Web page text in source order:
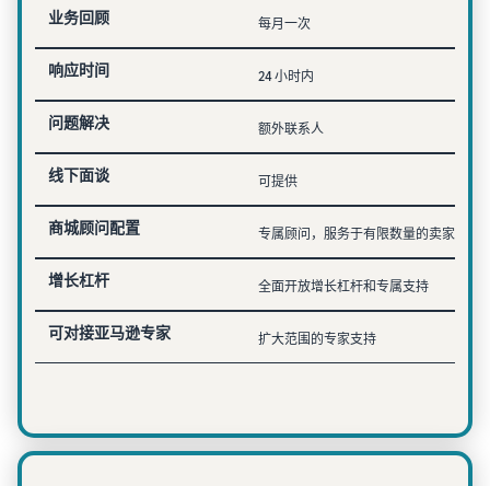
业务回顾 每月一次
响应时间 24 小时内
问题解决 额外联系人
线下面谈 可提供
商城顾问配置 专属顾问，服务于有限数量的卖家
增长杠杆 全面开放增长杠杆和专属支持
可对接亚马逊专家 扩大范围的专家支持